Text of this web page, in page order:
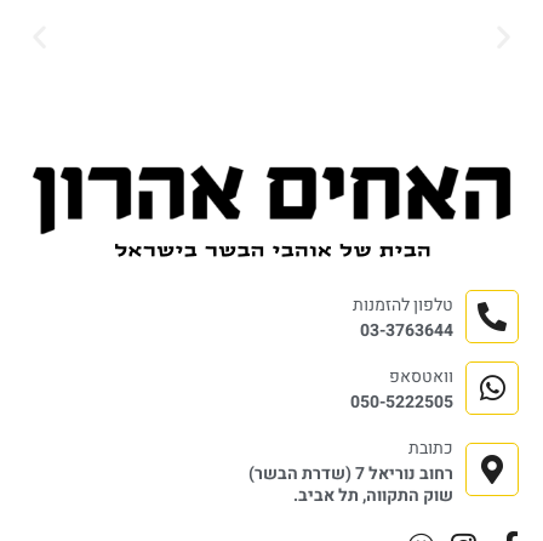
טלפון להזמנות
03-3763644
וואטסאפ
050-5222505
כתובת
רחוב נוריאל 7 (שדרת הבשר)
שוק התקווה, תל אביב.